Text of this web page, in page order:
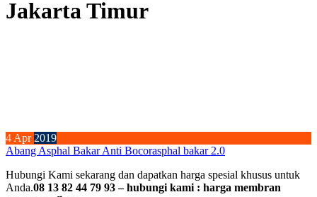
Jakarta Timur
4Apr2019
Abang Asphal Bakar Anti Bocorasphal bakar 2.0
Hubungi Kami sekarang dan dapatkan harga spesial khusus untuk
Anda.08 13 82 44 79 93 – hubungi kami : harga membran